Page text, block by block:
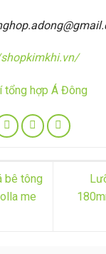
tổng hợp Á Đông
bê tông
me